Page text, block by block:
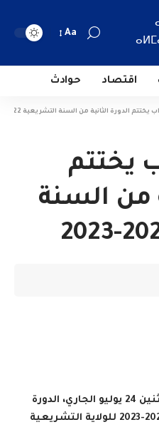
Aa
اقتصاد حوادث
الدورة الثانية من السنة التشريعية 2022-2023
يختتم
من السنة
اختتم مجلس النواب، أمس الاثنين 24 يوليو الجاري، الدورة
الثانية من السنة التشريعية 2022-2023 للولاية التشريعية